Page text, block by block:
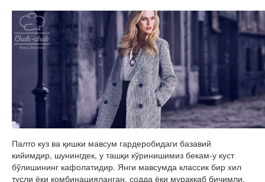
Палто куз ва қишки мавсум гардеробидаги базавий
кийимдир, шунингдек, у ташқи кўринишимиз бекам-у куст
бўлишининг кафолатидир. Янги мавсумда классик бир хил
тусли ёки комбинацияланган, содда ёки мураккаб бичимли,